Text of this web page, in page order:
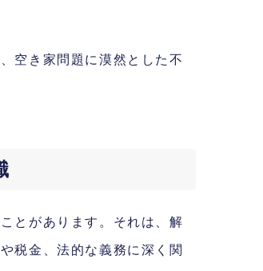
空き家問題に漠然とした不
とがあります。それは、解
税金、法的な義務に深く関